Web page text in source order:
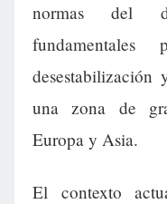
normas del
desestabilización
una zona de
Europa y Asia.
El contexto